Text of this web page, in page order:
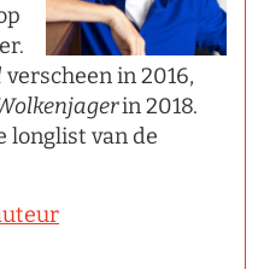
verscheen in 2016,
in 2018.
longlist van de